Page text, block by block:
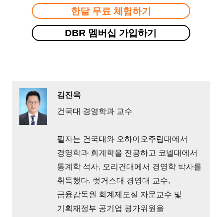
한달 무료 체험하기
DBR 멤버십 가입하기
김진욱
건국대 경영학과 교수
필자는 건국대와 오하이오주립대에서
경영학과 회계학을 전공하고 코넬대에서
통계학 석사, 오리건대에서 경영학 박사를
취득했다. 럿거스대 경영대 교수,
금융감독원 회계제도실 자문교수 및
기획재정부 공기업 평가위원을